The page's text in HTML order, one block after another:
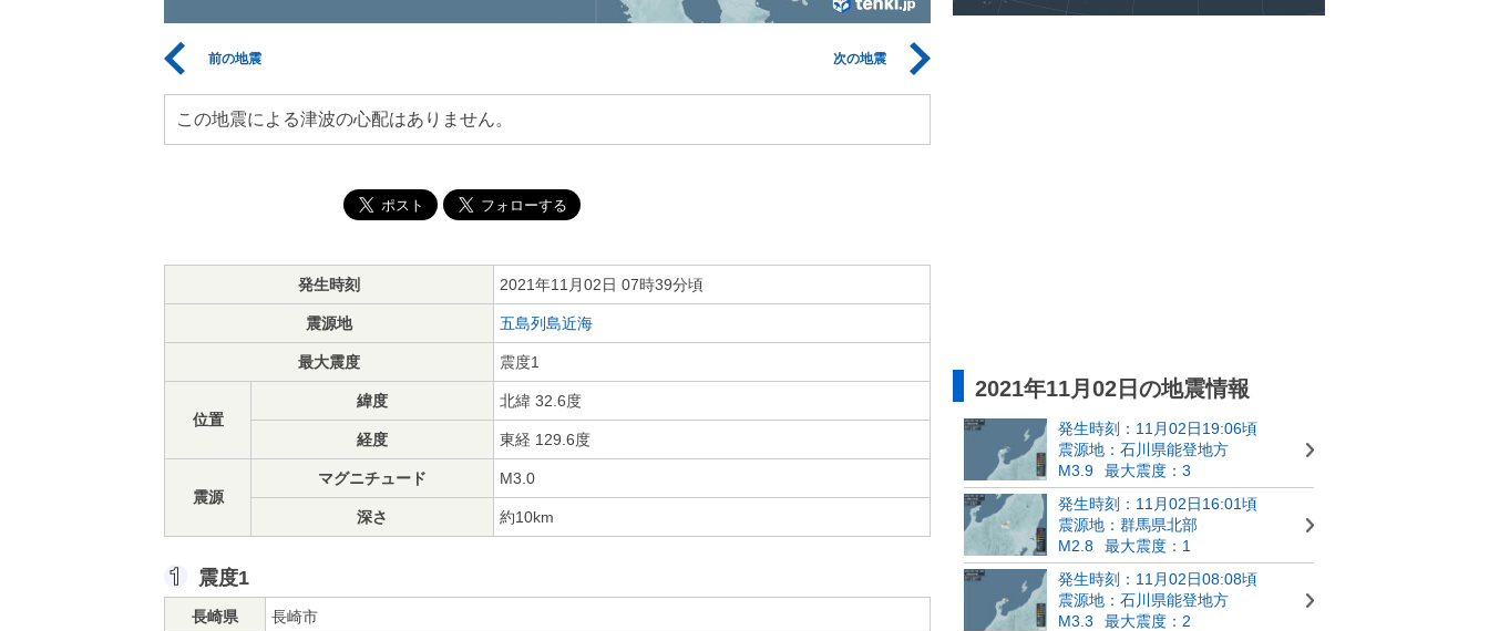
前の地震 次の地震
この地震による津波の心配はありません。
発生時刻 2021年11月02日 07時39分頃
震源地 五島列島近海
最大震度 震度1
位置
緯度 北緯 32.6度
経度 東経 129.6度
震源
マグニチュード M3.0
深さ 約10km
震度1
長崎県 長崎市
2021年11月02日の地震情報
発生時刻：11月02日19:06頃
震源地：石川県能登地方
M3.9
最大震度：3
発生時刻：11月02日16:01頃
震源地：群馬県北部
M2.8
最大震度：1
発生時刻：11月02日08:08頃
震源地：石川県能登地方
M3.3
最大震度：2